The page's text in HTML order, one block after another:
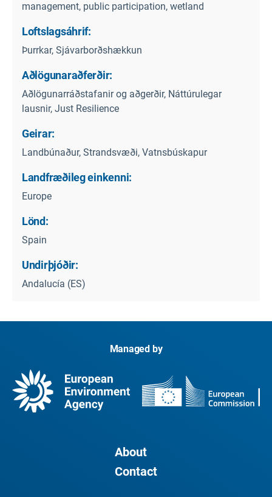
management, public participation, wetland
Loftslagsáhrif:
Þurrkar, Sjávarborðshækkun
Aðlögunaraðferðir:
Aðlögunarráðstafanir og aðgerðir, Náttúrulegar
lausnir, Just Resilience
Geirar:
Landbúnaður, Strandsvæði, Vatnsbúskapur
Landfræðileg einkenni:
Europe
Lönd:
Spain
Undirþjóðir:
Andalucía (ES)
Managed by
About
Contact